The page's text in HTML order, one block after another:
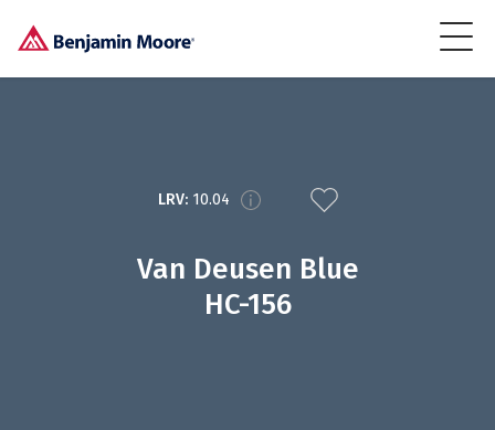
LRV: 10.04
Van Deusen Blue
HC-156